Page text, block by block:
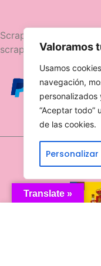
Valoramos
Usamos
navegación,
personalizados
“Aceptar todo”
de las cookies.
Personalizar
Scrapttina, tienda
scrapbooking.
Translate »